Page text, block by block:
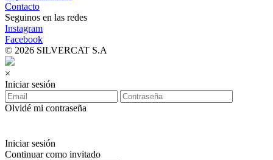
Contacto
Seguinos en las redes
Instagram
Facebook
© 2026 SILVERCAT S.A
×
Iniciar sesión
Olvidé mi contraseña
Iniciar sesión
Continuar como invitado